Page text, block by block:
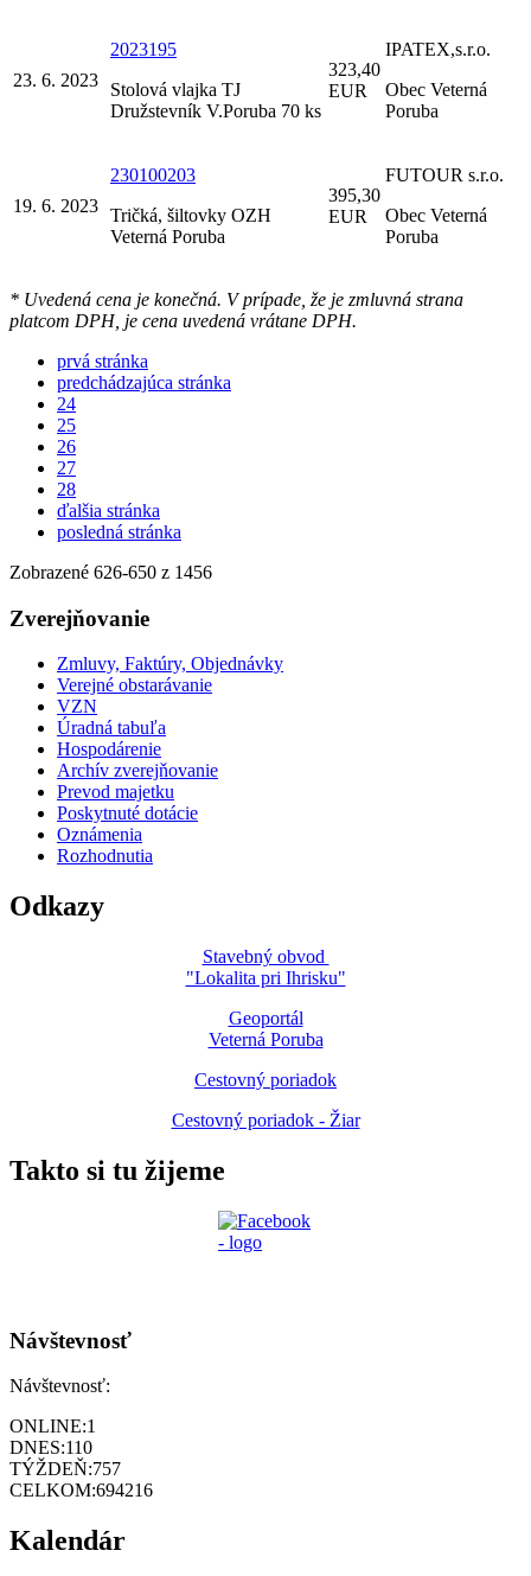
23. 6. 2023
2023195
Stolová vlajka TJ
Družstevník V.Poruba 70 ks
323,40
EUR
IPATEX,s.r.o.
Obec Veterná
Poruba
19. 6. 2023
230100203
Tričká, šiltovky OZH
Veterná Poruba
395,30
EUR
FUTOUR s.r.o.
Obec Veterná
Poruba
* Uvedená cena je konečná. V prípade, že je zmluvná strana
platcom DPH, je cena uvedená vrátane DPH.
prvá stránka
predchádzajúca stránka
24
25
26
27
28
ďalšia stránka
posledná stránka
Zobrazené 626-650 z 1456
Zverejňovanie
Zmluvy, Faktúry, Objednávky
Verejné obstarávanie
VZN
Úradná tabuľa
Hospodárenie
Archív zverejňovanie
Prevod majetku
Poskytnuté dotácie
Oznámenia
Rozhodnutia
Odkazy
Stavebný obvod
"Lokalita pri Ihrisku"
Geoportál
Veterná Poruba
Cestovný poriadok
Cestovný poriadok - Žiar
Takto si tu žijeme
Návštevnosť
Návštevnosť:
ONLINE:1
DNES:110
TÝŽDEŇ:757
CELKOM:694216
Kalendár